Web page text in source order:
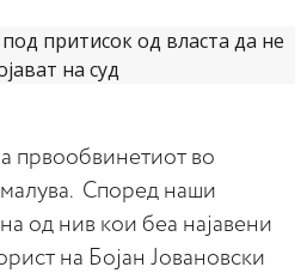
првообвинетиот во
Според наши
од нив кои беа најавени
на Бојан Јовановски